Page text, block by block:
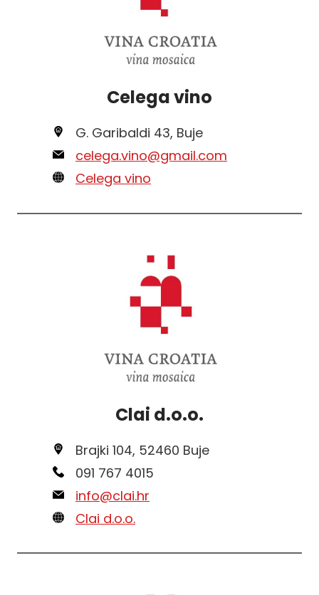
Celega vino
G. Garibaldi 43, Buje
celega.vino@gmail.com
Celega vino
Clai d.o.o.
Brajki 104, 52460 Buje
091 767 4015
info@clai.hr
Clai d.o.o.